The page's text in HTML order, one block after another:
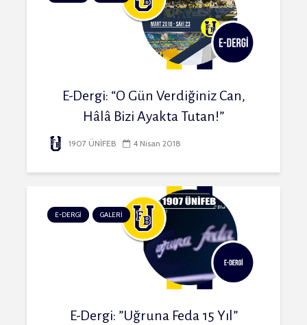
E-Dergi: “O Gün Verdiğiniz Can,
Hâlâ Bizi Ayakta Tutan!”
1907 ÜNİFEB 4 Nisan 2018
E-DERGİ GALERİ
E-Dergi: ”Uğruna Feda 15 Yıl”